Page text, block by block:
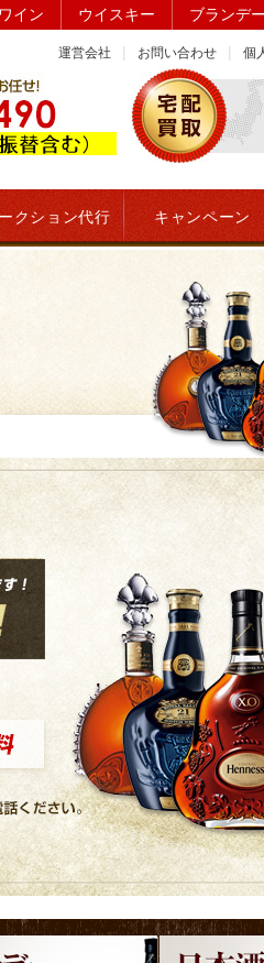
ワイン ウイスキー ブランデー
運営会社 お問い合わせ 個
クション代行 キャンペーン